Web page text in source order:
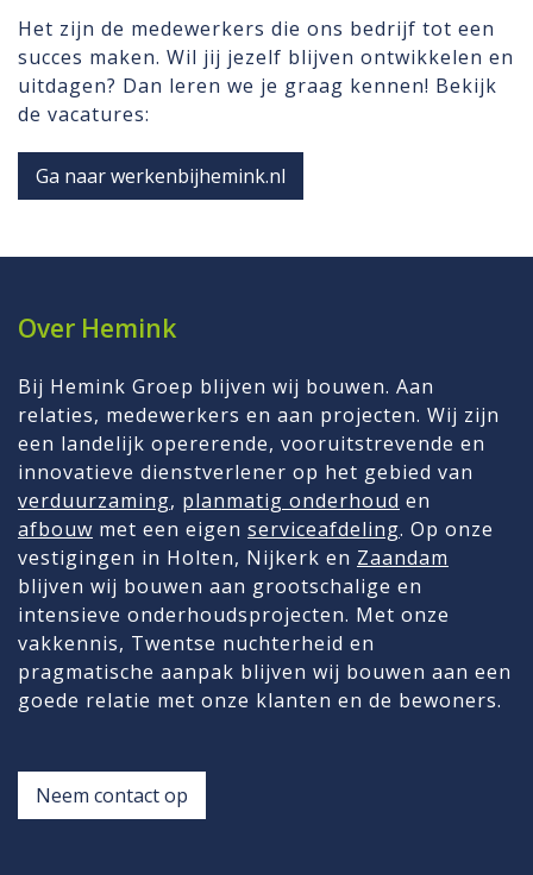
Het zijn de medewerkers die ons bedrijf tot een
succes maken. Wil jij jezelf blijven ontwikkelen en
uitdagen? Dan leren we je graag kennen! Bekijk
de vacatures:
Ga naar werkenbijhemink.nl
Over Hemink
Bij Hemink Groep blijven wij bouwen. Aan
relaties, medewerkers en aan projecten. Wij zijn
een landelijk opererende, vooruitstrevende en
innovatieve dienstverlener op het gebied van
verduurzaming, planmatig onderhoud en
afbouw met een eigen serviceafdeling. Op onze
vestigingen in Holten, Nijkerk en Zaandam
blijven wij bouwen aan grootschalige en
intensieve onderhoudsprojecten. Met onze
vakkennis, Twentse nuchterheid en
pragmatische aanpak blijven wij bouwen aan een
goede relatie met onze klanten en de bewoners.
Neem contact op